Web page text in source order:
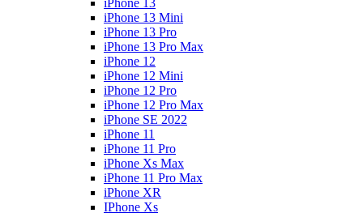
iPhone 13
iPhone 13 Mini
iPhone 13 Pro
iPhone 13 Pro Max
iPhone 12
iPhone 12 Mini
iPhone 12 Pro
iPhone 12 Pro Max
iPhone SE 2022
iPhone 11
iPhone 11 Pro
iPhone Xs Max
iPhone 11 Pro Max
iPhone XR
IPhone Xs